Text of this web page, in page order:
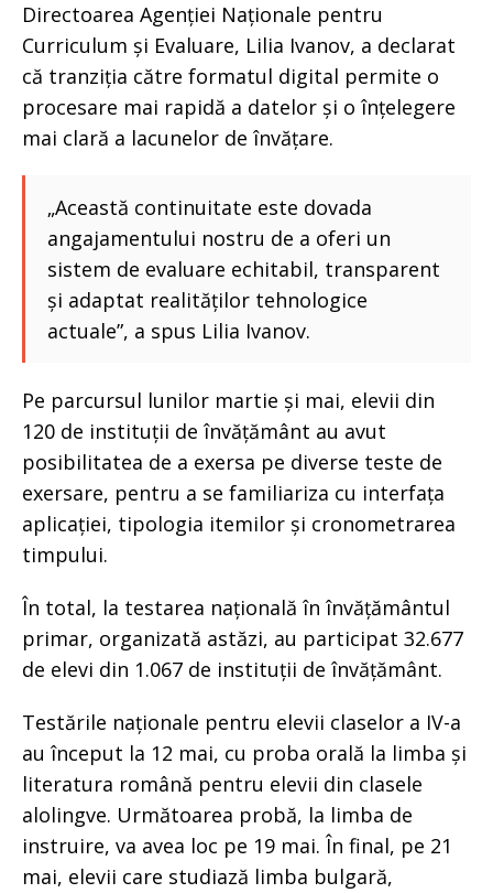
Directoarea Agenției Naționale pentru
Curriculum și Evaluare, Lilia Ivanov, a declarat
că tranziția către formatul digital permite o
procesare mai rapidă a datelor și o înțelegere
mai clară a lacunelor de învățare.
„Această continuitate este dovada
angajamentului nostru de a oferi un
sistem de evaluare echitabil, transparent
și adaptat realităților tehnologice
actuale”, a spus Lilia Ivanov.
Pe parcursul lunilor martie și mai, elevii din
120 de instituții de învățământ au avut
posibilitatea de a exersa pe diverse teste de
exersare, pentru a se familiariza cu interfața
aplicației, tipologia itemilor și cronometrarea
timpului.
În total, la testarea națională în învățământul
primar, organizată astăzi, au participat 32.677
de elevi din 1.067 de instituții de învățământ.
Testările naționale pentru elevii claselor a IV-a
au început la 12 mai, cu proba orală la limba și
literatura română pentru elevii din clasele
alolingve. Următoarea probă, la limba de
instruire, va avea loc pe 19 mai. În final, pe 21
mai, elevii care studiază limba bulgară,